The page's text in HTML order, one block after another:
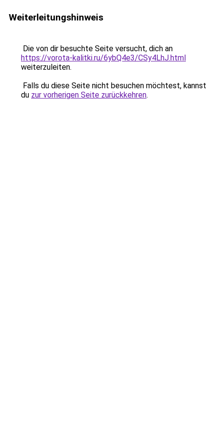
Weiterleitungshinweis
Die von dir besuchte Seite versucht, dich an
https://vorota-kalitki.ru/6ybQ4e3/CSy4LhJ.html
weiterzuleiten.
Falls du diese Seite nicht besuchen möchtest, kannst
du zur vorherigen Seite zurückkehren.